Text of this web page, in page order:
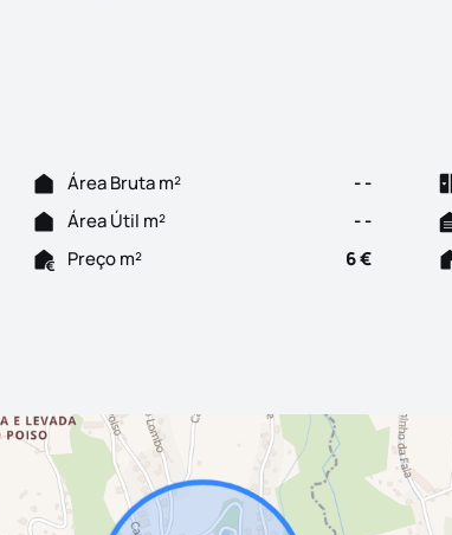
Área Bruta m² - -
Área Útil m² - -
Preço m² 6 €